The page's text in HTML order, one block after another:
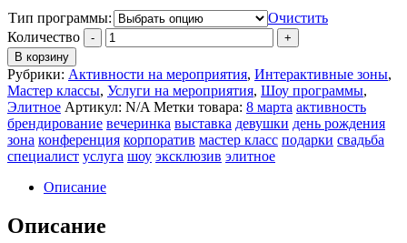
Тип программы:
Очистить
Количество
В корзину
Рубрики: Активности на мероприятия, Интерактивные зоны,
Мастер классы, Услуги на мероприятия, Шоу программы,
Элитное Артикул: N/A Метки товара: 8 марта активность
брендирование вечеринка выставка девушки день рождения
зона конференция корпоратив мастер класс подарки свадьба
специалист услуга шоу эксклюзив элитное
Описание
Описание